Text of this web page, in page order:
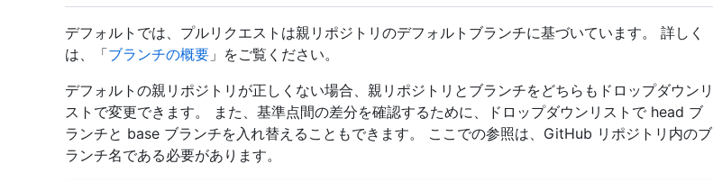
デフォルトでは、プルリクエストは親リポジトリのデフォルトブランチに基づいています。 詳しく
は、「ブランチの概要 」をご覧ください。
デフォルトの親リポジトリが正しくない場合、親リポジトリとブランチをどちらもドロップダウンリ
ストで変更できます。 また、基準点間の差分を確認するために、ドロップダウンリストで head ブ
ランチと base ブランチを入れ替えることもできます。 ここでの参照は、GitHub リポジトリ内のブ
ランチ名である必要があります。